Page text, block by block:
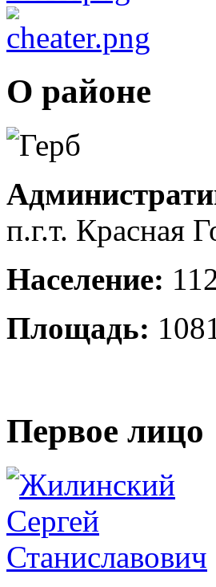
О районе
п.г.т. Красная
Население:
Площадь:
Первое лицо